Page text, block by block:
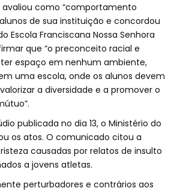
como “comportamento
de sua instituição e concordou
Escola Franciscana Nossa Senhora
que “o preconceito racial e
espaço em nenhum ambiente,
uma escola, onde os alunos devem
a diversidade e a promover o
publicada no dia 13, o Ministério do
os atos. O comunicado citou a
causadas por relatos de insulto
a jovens atletas.
perturbadores e contrários aos